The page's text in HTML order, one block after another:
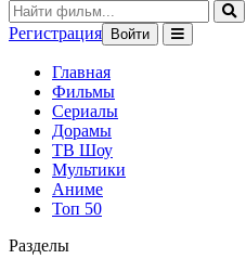
Регистрация Войти
Главная
Фильмы
Сериалы
Дорамы
ТВ Шоу
Мультики
Аниме
Топ 50
Разделы